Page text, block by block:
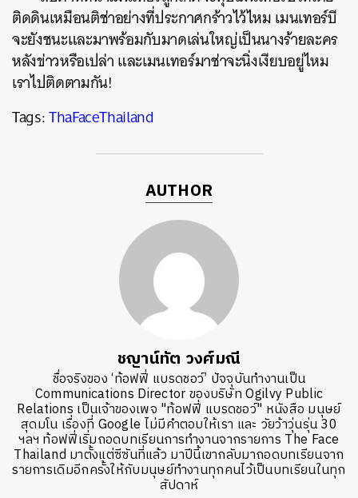
ติดดินเหมือนติช่าอย่างที่ประกาศกร้าวไว้ไหม เมนเทอร์บี
จะยังชนะและมาพร้อมกับมาดเล่นใหญ่เป็นนางร้ายละคร
หลังข่าวหรือเปล่า และเมนเทอร์มาช่าจะนิ่งเงียบอยู่ไหม
เราไปติดตามกัน!
Tags:ThaFaceThailand
AUTHOR
ชญาน์ทัต วงศ์มณี
ชื่อจริงของ ‘ท้อฟฟี่ แบรดชอว์’ ปัจจุบันทำงานเป็น
Communications Director ของบริษัท Ogilvy Public
Relations เป็นเจ้าของเพจ "ท้อฟฟี่ แบรดชอว์" หนังสือ มนุษย์
สุดมโน เรื่องที่ Google ไม่มีคำตอบให้เรา และ วัยว้าวุ่นรุ่น 30
ฯลฯ ท้อฟฟี่เริ่มถอดบทเรียนการทำงานจากรายการ The Face
Thailand มาตั้งแต่ซีซันที่แล้ว มาปีนี้เขากลับมาถอดบทเรียนจาก
รายการเดิมอีกครั้งให้กับมนุษย์ทำงานทุกคนไว้เป็นบทเรียนในทุก
สัปดาห์